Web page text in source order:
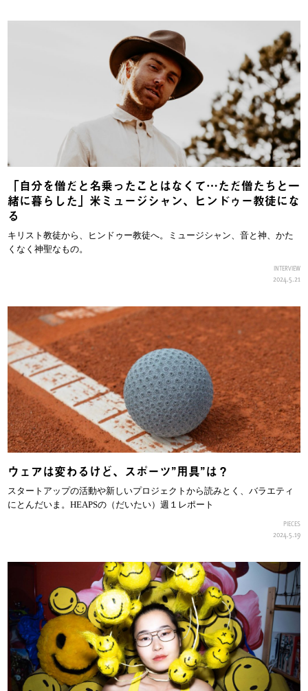
「自分を僧だと名乗ったことはなくて…ただ僧たちと一
緒に暮らした」米ミュージシャン、ヒンドゥー教徒にな
る
キリスト教徒から、ヒンドゥー教徒へ。ミュージシャン、音と神、かた
くなく神聖なもの。
INTERVIEW
2024.5.21
ウェアは変わるけど、スポーツ”用具”は？
スタートアップの活動や新しいプロジェクトから読みとく、バラエティ
にとんだいま。HEAPSの（だいたい）週１レポート
PIECES
2024.5.19